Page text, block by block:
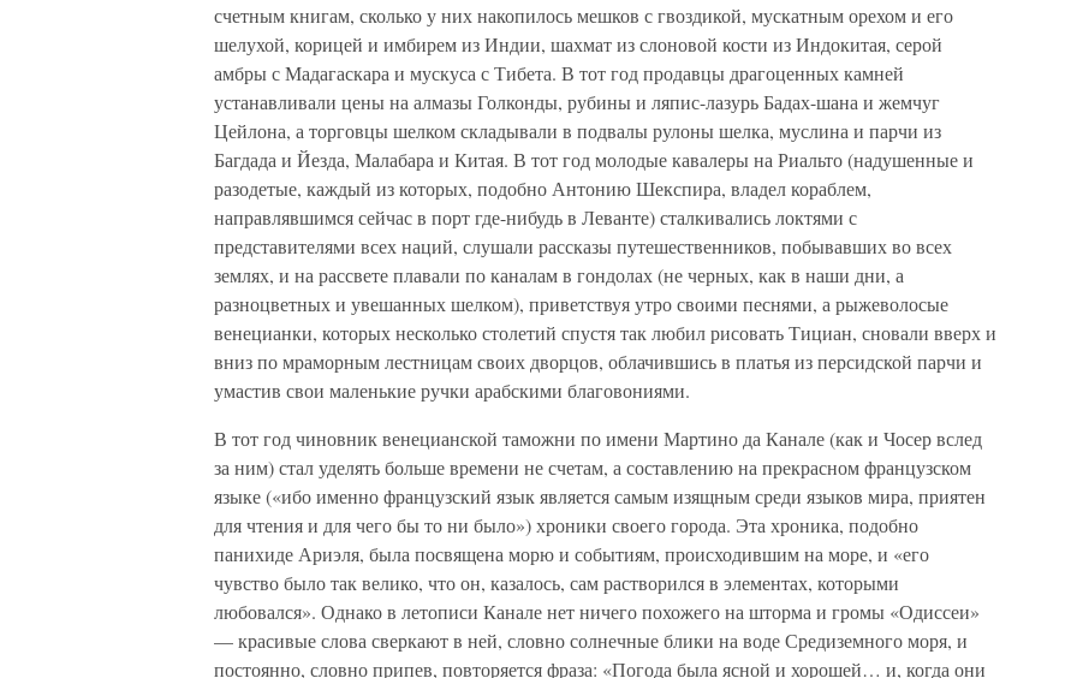
счетным книгам, сколько у них накопилось мешков с гвоздикой, мускатным орехом и его
шелухой, корицей и имбирем из Индии, шахмат из слоновой кости из Индокитая, серой
амбры с Мадагаскара и мускуса с Тибета. В тот год продавцы драгоценных камней
устанавливали цены на алмазы Голконды, рубины и ляпис-лазурь Бадах-шана и жемчуг
Цейлона, а торговцы шелком складывали в подвалы рулоны шелка, муслина и парчи из
Багдада и Йезда, Малабара и Китая. В тот год молодые кавалеры на Риальто (надушенные и
разодетые, каждый из которых, подобно Антонию Шекспира, владел кораблем,
направлявшимся сейчас в порт где-нибудь в Леванте) сталкивались локтями с
представителями всех наций, слушали рассказы путешественников, побывавших во всех
землях, и на рассвете плавали по каналам в гондолах (не черных, как в наши дни, а
разноцветных и увешанных шелком), приветствуя утро своими песнями, а рыжеволосые
венецианки, которых несколько столетий спустя так любил рисовать Тициан, сновали вверх и
вниз по мраморным лестницам своих дворцов, облачившись в платья из персидской парчи и
умастив свои маленькие ручки арабскими благовониями.
В тот год чиновник венецианской таможни по имени Мартино да Канале (как и Чосер вслед
за ним) стал уделять больше времени не счетам, а составлению на прекрасном французском
языке («ибо именно французский язык является самым изящным среди языков мира, приятен
для чтения и для чего бы то ни было») хроники своего города. Эта хроника, подобно
панихиде Ариэля, была посвящена морю и событиям, происходившим на море, и «его
чувство было так велико, что он, казалось, сам растворился в элементах, которыми
любовался». Однако в летописи Канале нет ничего похожего на шторма и громы «Одиссеи»
— красивые слова сверкают в ней, словно солнечные блики на воде Средиземного моря, и
постоянно, словно припев, повторяется фраза: «Погода была ясной и хорошей… и, когда они